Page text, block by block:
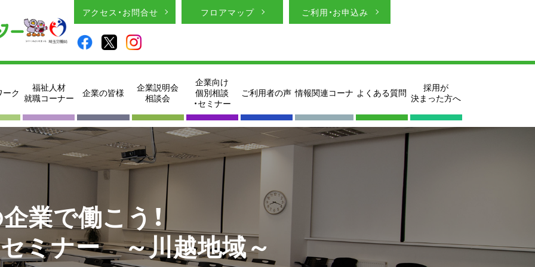
アクセス・お問合せ フロアマップ ご利用・お申込み
ク
福祉人材
就職コーナー
企業の皆様
企業説明会
相談会
企業向け
個別相談
・セミナー
ご利用者の声 情報関連コーナ よくある質問
採用が
決まった方へ
業で働こう！
ミナー ～川越地域～